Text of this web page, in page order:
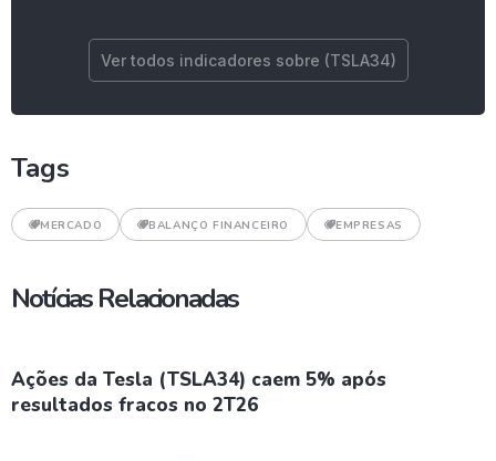
Ver todos indicadores sobre (TSLA34)
Tags
MERCADO BALANÇO FINANCEIRO EMPRESAS
Notícias Relacionadas
Ações da Tesla (TSLA34) caem 5% após
resultados fracos no 2T26